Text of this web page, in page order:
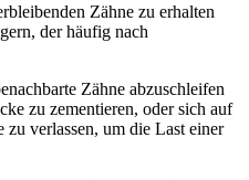
Zähne zu erhalten
der häufig nach
Zähne abzuschleifen
zu zementieren, oder sich auf
zu verlassen, um die Last einer